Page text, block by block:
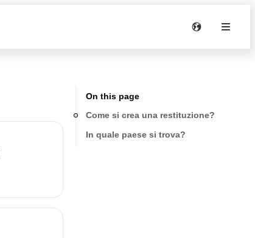
On this page
Come si crea una restituzione?
In quale paese si trova?